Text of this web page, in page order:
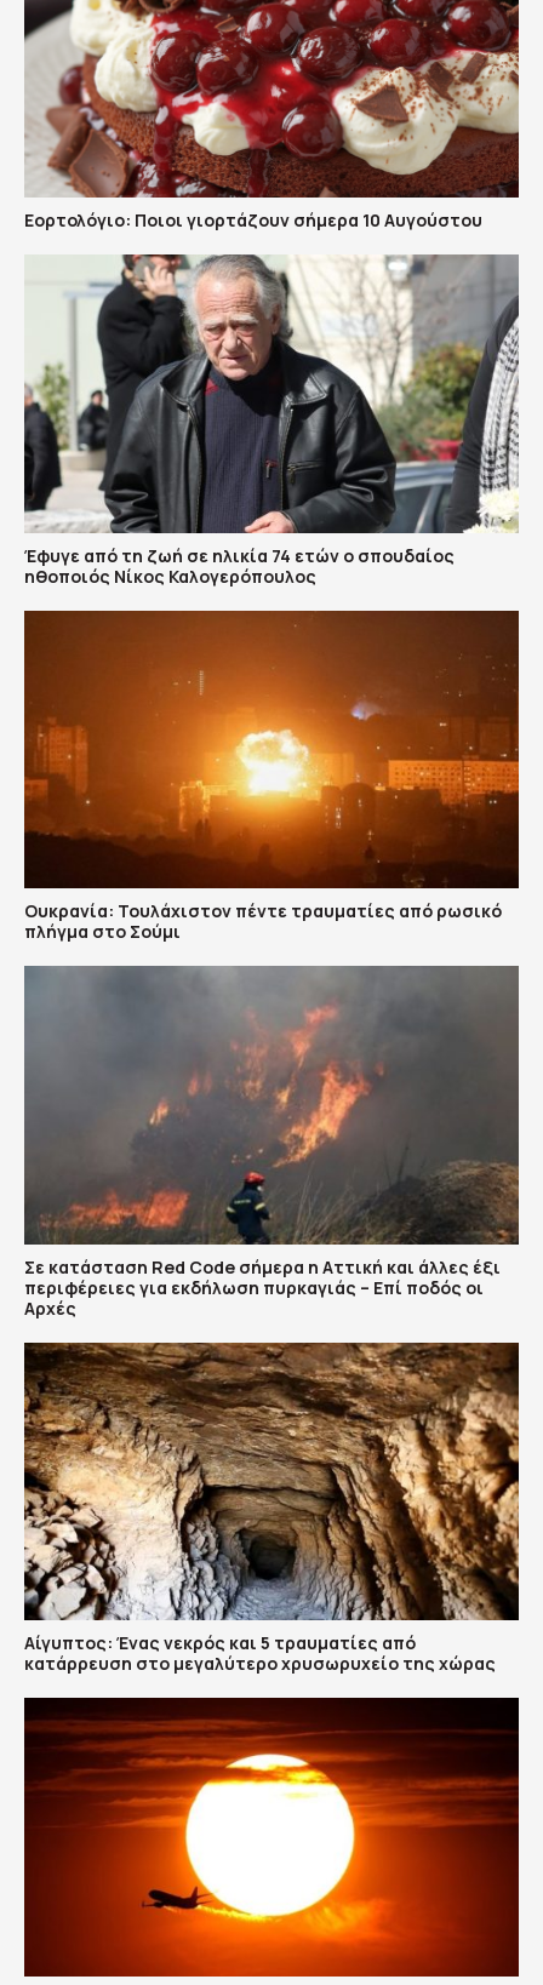
Εορτολόγιο: Ποιοι γιορτάζουν σήμερα 10 Αυγούστου
Έφυγε από τη ζωή σε ηλικία 74 ετών ο σπουδαίος
ηθοποιός Νίκος Καλογερόπουλος
Ουκρανία: Τουλάχιστον πέντε τραυματίες από ρωσικό
πλήγμα στο Σούμι
Σε κατάσταση Red Code σήμερα η Αττική και άλλες έξι
περιφέρειες για εκδήλωση πυρκαγιάς – Επί ποδός οι
Αρχές
Αίγυπτος: Ένας νεκρός και 5 τραυματίες από
κατάρρευση στο μεγαλύτερο χρυσωρυχείο της χώρας